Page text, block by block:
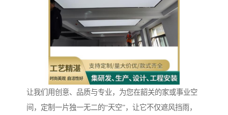
让我们用创意、品质与专业，为您在韶关的家或事业空
间，定制一片独一无二的“天空”，让它不仅遮风挡雨，